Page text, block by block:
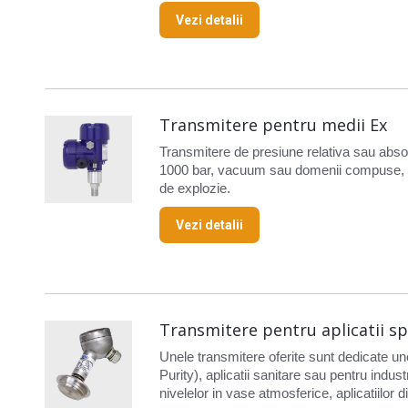
Vezi detalii
Transmitere pentru medii Ex
Transmitere de presiune relativa sau
1000 bar, vacuum sau domenii
de explozie.
Vezi detalii
Transmitere pentru aplicatii
Unele transmitere oferite sunt dedicate
Purity), aplicatii sanitare sau pentru
nivelelor in vase atmosferice, aplicatiilor